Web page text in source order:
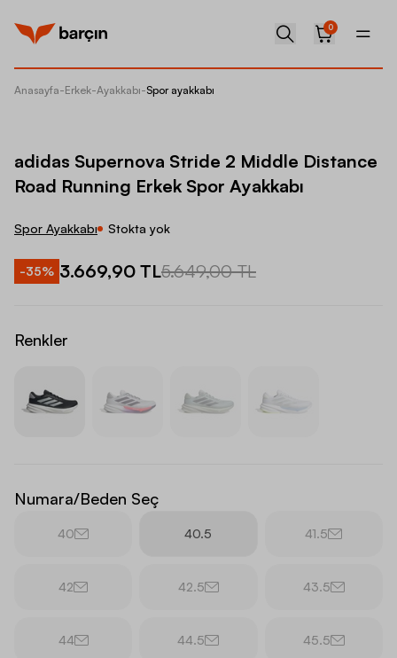
0
Anasayfa-Erkek-Ayakkabı-Spor ayakkabı
adidas Supernova Stride 2 Middle Distance
Road Running Erkek Spor Ayakkabı
Spor Ayakkabı Stokta yok
-35% 3.669,90 TL5.649,00 TL
Renkler
Numara/Beden Seç
40 40.5 41.5
42 42.5 43.5
44 44.5 45.5